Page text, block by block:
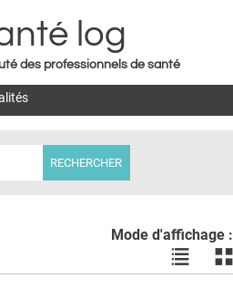
to navigation
log
des professionnels de santé
Mode d'affichage :
Voir
les
les